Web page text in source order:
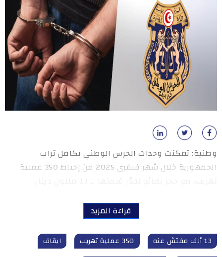
وطنية: تمكنت وحدات الحرس الوطني بكامل تراب
الجمهورية خلال شهر فيفري 2025 من إحباط 350 عملية
قراءة المزيد
13 ألف مفتش عنه 350 عملية تهريب
ايقاف